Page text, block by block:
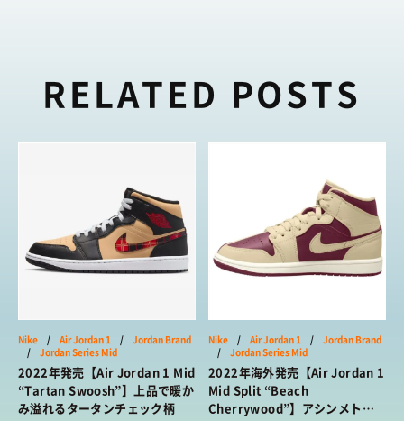
RELATED POSTS
Nike / Air Jordan 1 / Jordan Brand
/ Jordan Series Mid
2022年発売【Air Jordan 1 Mid
“Tartan Swoosh”】上品で暖か
み溢れるタータンチェック柄
Nike / Air Jordan 1 / Jordan Brand
/ Jordan Series Mid
2022年海外発売【Air Jordan 1
Mid Split “Beach
Cherrywood”】アシンメトリ